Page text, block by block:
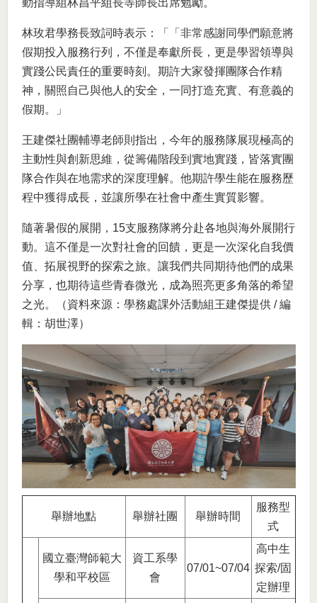
林玫君學務長致詞時表示：「「非常感謝同學們願意將
假期投入服務行列，不僅是奉獻所長，更是學習領導與
實踐公民責任的重要時刻。期許大家發揮團隊合作精
神，關照自己與他人的安全，一同打造充實、有意義的
假期。」
王建傑社團輔導老師則指出，今年的服務隊展現極高的
主動性與創新思維，從籌備階段到實地實踐，皆落實團
隊合作與在地需求的深度理解。他期許學生能在服務歷
程中獲得成長，並讓所學在社會中產生實質影響。
隨著暑假的展開，15支服務隊將分赴各地與海外展開行
動。這不僅是一次對社會的回饋，更是一次深化自我價
值、拓展視野的探索之旅。讓我們共同期待他們的成果
分享，也期待這些青春微光，成為照亮更多角落的希望
之光。（資料來源：學務處課外活動組王建傑提供 / 編
輯：胡世澤）
舉辦地點 舉辦社團 舉辦時間
服務型
式
國立臺灣師範大
學和平校區
資工系學
會
07/01~07/04
高中生
探索/固
定辦理